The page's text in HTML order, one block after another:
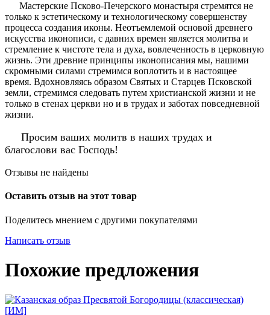
Мастерские Псково-Печерского монастыря стремятся не
только к эстетическому и технологическому совершенству
процесса создания иконы. Неотъемлемой основой древнего
искусства иконописи, с давних времен является молитва и
стремление к чистоте тела и духа, вовлеченность в церковную
жизнь. Эти древние принципы иконописания мы, нашими
скромными силами стремимся воплотить и в настоящее
время. Вдохновляясь образом Святых и Старцев Псковской
земли, стремимся следовать путем христианской жизни и не
только в стенах церкви но и в трудах и заботах повседневной
жизни.
Просим ваших молитв в наших трудах и
благослови вас Господь!
Отзывы не найдены
Оставить отзыв на этот товар
Поделитесь мнением с другими покупателями
Написать отзыв
Похожие предложения